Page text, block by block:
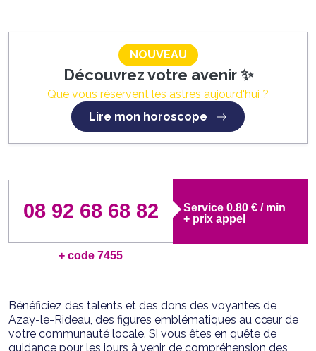
NOUVEAU
Découvrez votre avenir ✨
Que vous réservent les astres aujourd'hui ?
Lire mon horoscope
08 92 68 68 82
+ code 7455
Service 0.80 € / min
+ prix appel
Bénéficiez des talents et des dons des voyantes de
Azay-le-Rideau, des figures emblématiques au cœur de
votre communauté locale. Si vous êtes en quête de
guidance pour les jours à venir, de compréhension des